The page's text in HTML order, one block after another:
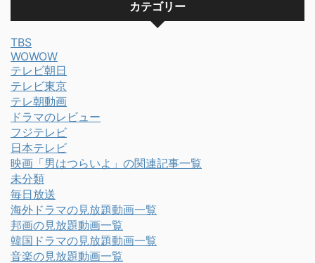
カテゴリー
TBS
WOWOW
テレビ朝日
テレビ東京
テレ朝動画
ドラマのレビュー
フジテレビ
日本テレビ
映画「男はつらいよ」の関連記事一覧
未分類
毎日放送
海外ドラマの見放題動画一覧
邦画の見放題動画一覧
韓国ドラマの見放題動画一覧
音楽の見放題動画一覧